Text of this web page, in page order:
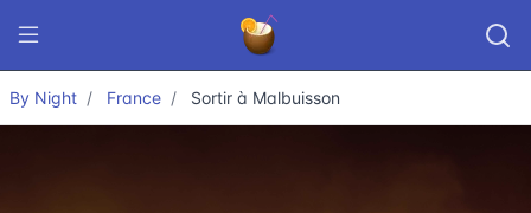
By Night France Sortir à Malbuisson